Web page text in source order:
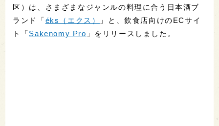
区）は、さまざまなジャンルの料理に合う日本酒ブ
ランド「éks（エクス）
」と、飲食店向けのECサイ
ト「Sakenomy Pro 」をリリースしました。